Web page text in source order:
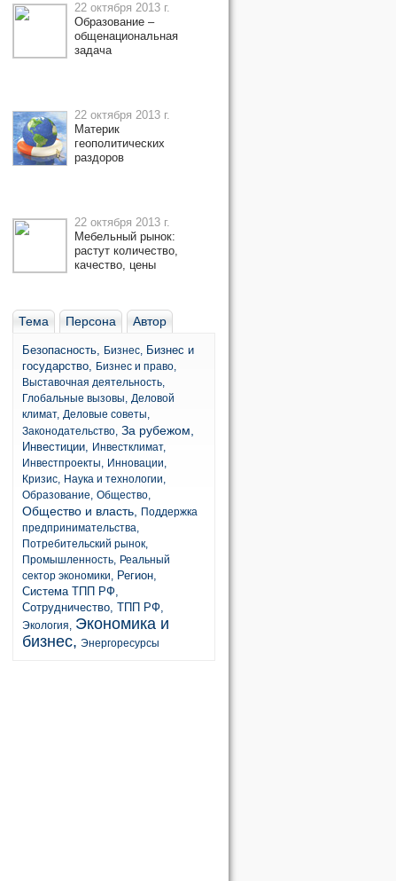
22 октября 2013 г.
Образование –
общенациональная
задача
22 октября 2013 г.
Материк
геополитических
раздоров
22 октября 2013 г.
Мебельный рынок:
растут количество,
качество, цены
Тема Персона Автор
Безопасность, Бизнес, Бизнес и
государство, Бизнес и право,
Выставочная деятельность,
Глобальные вызовы, Деловой
климат, Деловые советы,
Законодательство, За рубежом,
Инвестиции, Инвестклимат,
Инвестпроекты, Инновации,
Кризис, Наука и технологии,
Образование, Общество,
Общество и власть,
Поддержка
предпринимательства,
Потребительский рынок,
Промышленность, Реальный
сектор экономики, Регион,
Система ТПП РФ,
Сотрудничество, ТПП РФ,
Экология, Экономика и
бизнес, Энергоресурсы